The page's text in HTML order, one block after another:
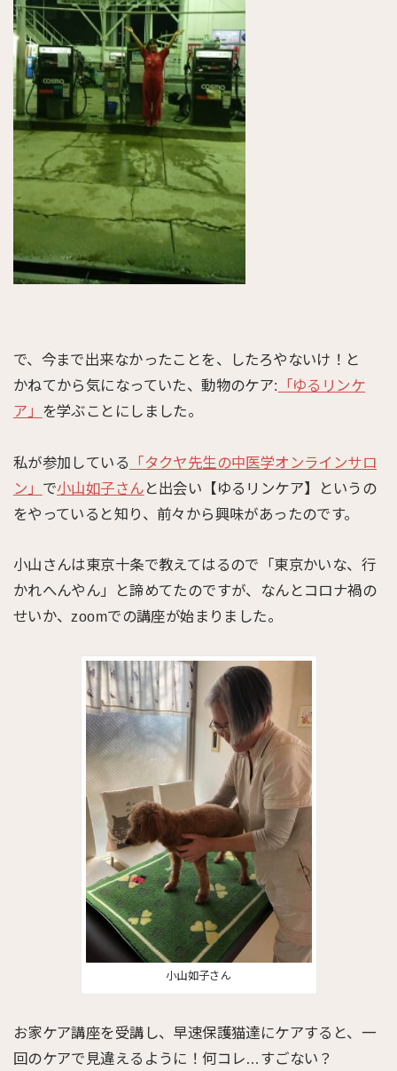
で、今まで出来なかったことを、したろやないけ！と
かねてから気になっていた、動物のケア: 「ゆるリンケ
ア」 を学ぶことにしました。
私が参加している
「タクヤ先生の中医学オンラインサロ
ン」 で小山如子さん と出会い【ゆるリンケア】というの
をやっていると知り、前々から興味があったのです。
小山さんは東京十条で教えてはるので「東京かいな、行
かれへんやん」と諦めてたのですが、なんとコロナ禍の
せいか、zoomでの講座が始まりました。
小山如子さん
お家ケア講座を受講し、早速保護猫達にケアすると、一
回のケアで見違えるように！何コレ…すごない？